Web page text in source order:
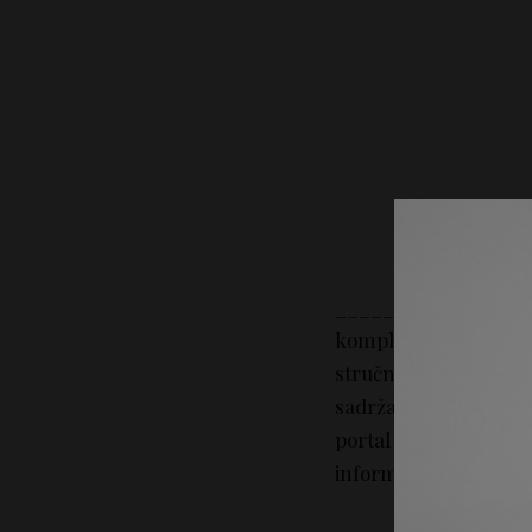
kompletan sadržaj
stručni savet. Portal
sadržaj tekstova na
portal Lepotica.rs ne
informacija iz